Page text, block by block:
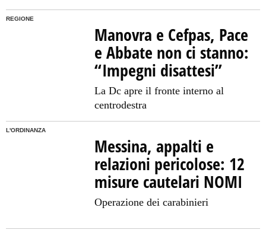
REGIONE
Manovra e Cefpas, Pace
e Abbate non ci stanno:
“Impegni disattesi”
La Dc apre il fronte interno al
centrodestra
L'ORDINANZA
Messina, appalti e
relazioni pericolose: 12
misure cautelari NOMI
Operazione dei carabinieri